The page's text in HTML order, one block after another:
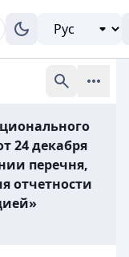
24 декабря
перечня,
отчетности